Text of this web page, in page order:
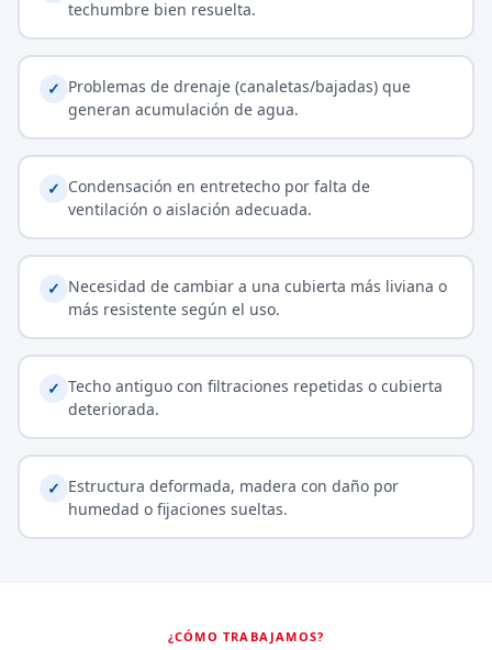
techumbre bien resuelta.
✓ Problemas de drenaje (canaletas/bajadas) que
generan acumulación de agua.
✓ Condensación en entretecho por falta de
ventilación o aislación adecuada.
✓ Necesidad de cambiar a una cubierta más liviana o
más resistente según el uso.
✓ Techo antiguo con filtraciones repetidas o cubierta
deteriorada.
✓ Estructura deformada, madera con daño por
humedad o fijaciones sueltas.
¿CÓMO TRABAJAMOS?